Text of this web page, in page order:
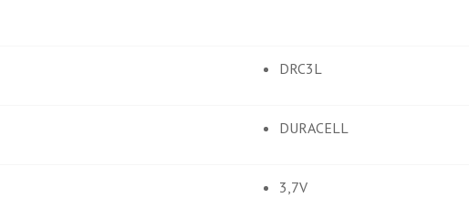
DRC3L
DURACELL
3,7V